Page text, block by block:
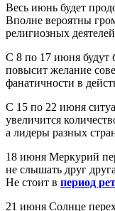
Весь июнь будет
Вполне вероятны
религиозных
С 8 по 17 июня будут
повысит желание
фанатичности в
С 15 по 22 июня
увеличится
а лидеры разных
18 июня Меркурий
не слышать друг
Не стоит в период
21 июня Солнце